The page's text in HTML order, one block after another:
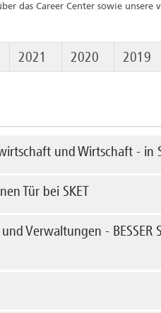
das Career Center sowie unsere
2021 2020 2019
und Wirtschaft - in
Tür bei SKET
14.00 Uhr, Schilfbreite 2, 39120
Verwaltungen - BESSER
das Spannungsfeld zwischen den